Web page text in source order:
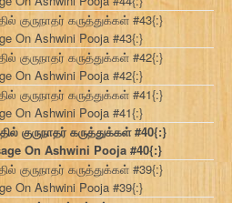
குருநாதர் கருத்துக்கள் #43{:}
On Ashwini Pooja #43{:}
குருநாதர் கருத்துக்கள் #42{:}
On Ashwini Pooja #42{:}
குருநாதர் கருத்துக்கள் #41{:}
On Ashwini Pooja #41{:}
குருநாதர் கருத்துக்கள் #40{:}
On Ashwini Pooja #40{:}
குருநாதர் கருத்துக்கள் #39{:}
On Ashwini Pooja #39{:}